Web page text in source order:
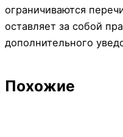
ограничиваются
оставляет за собой
дополнительного
Похожие